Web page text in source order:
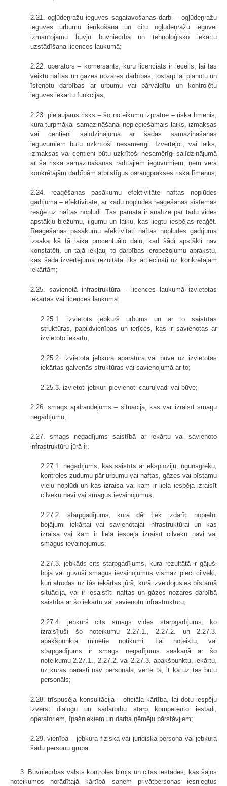
2.21. ogļūdeņražu ieguves sagatavošanas darbi – ogļūdeņražu
ieguves urbumu ierīkošana un citu ogļūdeņražu ieguvei
izmantojamu būvju būvniecība un tehnoloģisko iekārtu
uzstādīšana licences laukumā;
2.22. operators – komersants, kuru licenciāts ir iecēlis, lai tas
veiktu naftas un gāzes nozares darbības, tostarp lai plānotu un
īstenotu darbības ar urbumu vai pārvaldītu un kontrolētu
ieguves iekārtu funkcijas;
2.23. pieļaujams risks – šo noteikumu izpratnē – riska līmenis,
kura turpmākai samazināšanai nepieciešamais laiks, izmaksas
vai centieni salīdzinājumā ar šādas samazināšanas
ieguvumiem būtu uzkrītoši nesamērīgi. Izvērtējot, vai laiks,
izmaksas vai centieni būtu uzkrītoši nesamērīgi salīdzinājumā
ar šā riska samazināšanas radītajiem ieguvumiem, ņem vērā
konkrētajām darbībām atbilstīgus paraugprakses riska līmeņus;
2.24. reaģēšanas pasākumu efektivitāte naftas noplūdes
gadījumā – efektivitāte, ar kādu noplūdes reaģēšanas sistēmas
reaģē uz naftas noplūdi. Tās pamatā ir analīze par tādu vides
apstākļu biežumu, ilgumu un laiku, kas liegtu iespējas reaģēt.
Reaģēšanas pasākumu efektivitāti naftas noplūdes gadījumā
izsaka kā tā laika procentuālo daļu, kad šādi apstākļi nav
konstatēti, un tajā iekļauj to darbības ierobežojumu aprakstu,
kas šāda izvērtējuma rezultātā tiks attiecināti uz konkrētajām
iekārtām;
2.25. savienotā infrastruktūra – licences laukumā izvietotas
iekārtas vai licences laukumā:
2.25.1. izvietots jebkurš urbums un ar to saistītas
struktūras, papildvienības un ierīces, kas ir savienotas ar
izvietoto iekārtu;
2.25.2. izvietota jebkura aparatūra vai būve uz izvietotās
iekārtas galvenās struktūras vai savienojumā ar to;
2.25.3. izvietoti jebkuri pievienoti cauruļvadi vai būve;
2.26. smags apdraudējums – situācija, kas var izraisīt smagu
negadījumu;
2.27. smags negadījums saistībā ar iekārtu vai savienoto
infrastruktūru jūrā ir:
2.27.1. negadījums, kas saistīts ar eksploziju, ugunsgrēku,
kontroles zudumu pār urbumu vai naftas, gāzes vai bīstamu
vielu noplūdi un kas izraisa vai kam ir liela iespēja izraisīt
cilvēku nāvi vai smagus ievainojumus;
2.27.2. starpgadījums, kura dēļ tiek izdarīti nopietni
bojājumi iekārtai vai savienotajai infrastruktūrai un kas
izraisa vai kam ir liela iespēja izraisīt cilvēku nāvi vai
smagus ievainojumus;
2.27.3. jebkāds cits starpgadījums, kura rezultātā ir gājuši
bojā vai guvuši smagus ievainojumus vismaz pieci cilvēki,
kuri atrodas uz tās iekārtas jūrā, kurā izveidojusies bīstamā
situācija, vai ir iesaistīti naftas un gāzes nozares darbībā
saistībā ar šo iekārtu vai savienotu infrastruktūru;
2.27.4. jebkurš cits smags vides starpgadījums, ko
izraisījuši šo noteikumu 2.27.1., 2.27.2. un 2.27.3.
apakšpunktā minētie notikumi. Lai noteiktu, vai
starpgadījums ir smags negadījums saskaņā ar šo
noteikumu 2.27.1., 2.27.2. vai 2.27.3. apakšpunktu, iekārtu,
uz kuras parasti nav personāla, vērtē tā, it kā uz tās būtu
personāls;
2.28. trīspusēja konsultācija – oficiāla kārtība, lai dotu iespēju
izvērst dialogu un sadarbību starp kompetento iestādi,
operatoriem, īpašniekiem un darba ņēmēju pārstāvjiem;
2.29. vienība – jebkura fiziska vai juridiska persona vai jebkura
šādu personu grupa.
3. Būvniecības valsts kontroles birojs un citas iestādes, kas šajos
noteikumos norādītajā kārtībā saņem privātpersonas iesniegtus